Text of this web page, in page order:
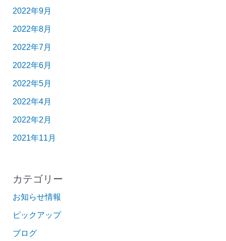
2022年9月
2022年8月
2022年7月
2022年6月
2022年5月
2022年4月
2022年2月
2021年11月
カテゴリー
お知らせ情報
ピックアップ
ブログ